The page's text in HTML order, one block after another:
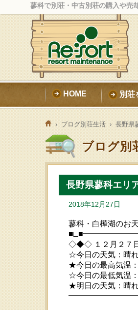
蓼科で別荘・中古別荘の購入や売
HOME 別荘
›ブログ別荘生活› 長野県
ブログ別
長野県蓼科エリ
2018年12月27日
蓼科・白樺湖のお
◇◆◇ １２月２７
☆今日の天気：晴
★今日の最高気温
☆今日の最低気温
★明日の天気：晴